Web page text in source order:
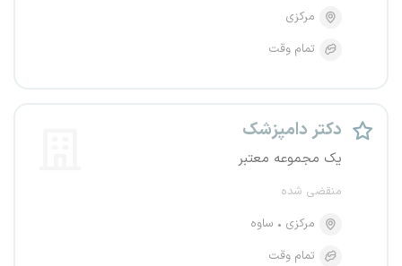
مرکزی
تمام وقت
دکتر دامپزشک
یک مجموعه معتبر
منقضی شده
مرکزی
ساوه
تمام وقت